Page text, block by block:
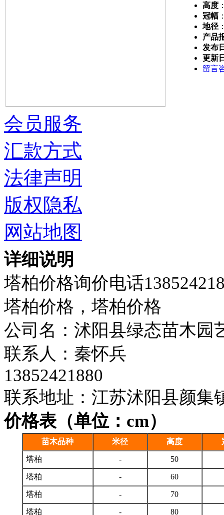
高度
冠幅
地径
产品
发布
更新
留言
详细说明
塔柏价格询价电话
塔柏价格，塔柏价格
公司名：沭阳县绿态苗木园
联系人：秦怀兵
13852421880
联系地址：江苏沭阳县颜集
价格表（单位：cm）
苗木品种 米径 高度
塔柏 - 50
塔柏 - 60
塔柏 - 70
塔柏 - 80
会员服务
汇款方式
法律声明
版权隐私
网站地图